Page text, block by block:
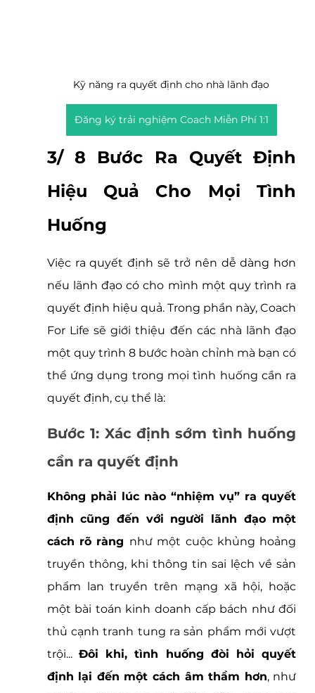
Kỹ năng ra quyết định cho nhà lãnh đạo
Đăng ký trải nghiệm Coach Miễn Phí 1:1
3/ 8 Bước Ra Quyết Định
Hiệu Quả Cho Mọi Tình
Huống
Việc ra quyết định sẽ trở nên dễ dàng hơn
nếu lãnh đạo có cho mình một quy trình ra
quyết định hiệu quả. Trong phần này, Coach
For Life sẽ giới thiệu đến các nhà lãnh đạo
một quy trình 8 bước hoàn chỉnh mà bạn có
thể ứng dụng trong mọi tình huống cần ra
quyết định, cụ thể là:
Bước 1: Xác định sớm tình huống
cần ra quyết định
Không phải lúc nào “nhiệm vụ” ra quyết
định cũng đến với người lãnh đạo một
cách rõ ràng như một cuộc khủng hoảng
truyền thông, khi thông tin sai lệch về sản
phẩm lan truyền trên mạng xã hội, hoặc
một bài toán kinh doanh cấp bách như đối
thủ cạnh tranh tung ra sản phẩm mới vượt
trội... Đôi khi, tình huống đòi hỏi quyết
định lại đến một cách âm thầm hơn, như